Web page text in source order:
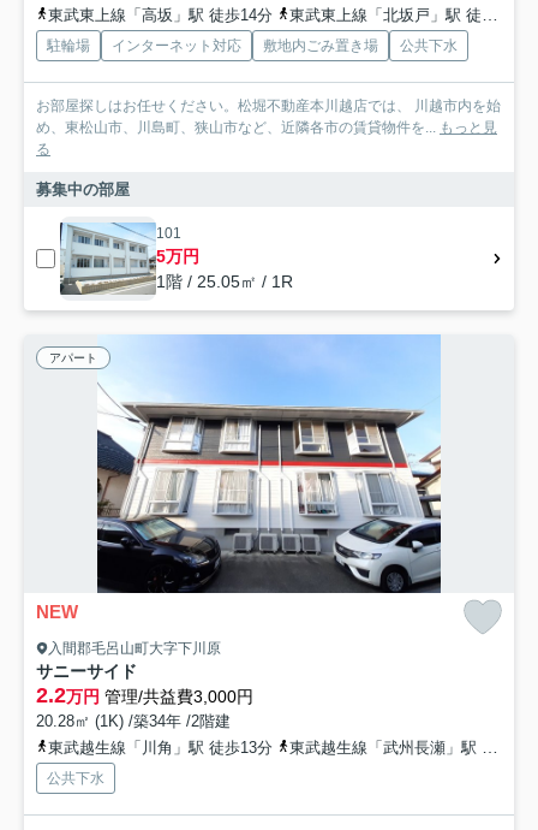
東武東上線「高坂」駅 徒歩14分
東武東上線「北坂戸」駅 徒歩40分
駐輪場 インターネット対応 敷地内ごみ置き場 公共下水
お部屋探しはお任せください。松堀不動産本川越店では、 川越市内を始
め、東松山市、川島町、狭山市など、近隣各市の賃貸物件を... もっと見
る
募集中の部屋
101
5万円
1階 / 25.05㎡ / 1R
アパート
NEW
入間郡毛呂山町大字下川原
サニーサイド
2.2万円 管理/共益費3,000円
20.28㎡ (1K) /築34年 /2階建
東武越生線「川角」駅 徒歩13分
東武越生線「武州長瀬」駅 徒歩20分
公共下水